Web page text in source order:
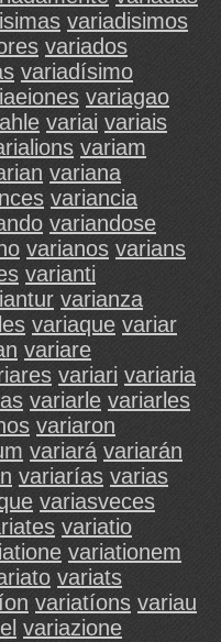
variadisimos
variados
variadísimo
variagao
variai variais
variam
variana
variancia
variandose
varianos varians
varianti
varianza
variaque variar
variare
variari variaria
variarle variarles
variaron
variará variarán
variarías varias
variasveces
variatio
variationem
variats
variatíons variau
variazione